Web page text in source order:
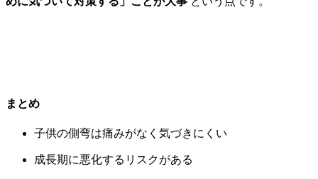
まとめ
子供の側弯は痛みがなく気づきにくい
成長期に悪化するリスクがある